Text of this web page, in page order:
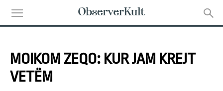
MOIKOM ZEQO: KUR JAM KREJT
VETËM